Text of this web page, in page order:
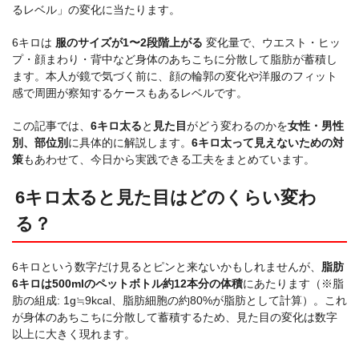
るレベル」の変化に当たります。
6キロは 服のサイズが1〜2段階上がる 変化量で、ウエスト・ヒッ
プ・顔まわり・背中など身体のあちこちに分散して脂肪が蓄積し
ます。本人が鏡で気づく前に、顔の輪郭の変化や洋服のフィット
感で周囲が察知するケースもあるレベルです。
この記事では、 6キロ太ると 見た目がどう変わるのかを女性・男性
別、部位別 に具体的に解説します。 6キロ太って見えないための対
策もあわせて、今日から実践できる工夫をまとめています。
6キロ太ると見た目はどのくらい変わ
る？
6キロという数字だけ見るとピンと来ないかもしれませんが、 脂肪
6キロは500mlのペットボトル約12本分の体積にあたります（※脂
肪の組成: 1g≒9kcal、脂肪細胞の約80%が脂肪として計算）。これ
が身体のあちこちに分散して蓄積するため、見た目の変化は数字
以上に大きく現れます。